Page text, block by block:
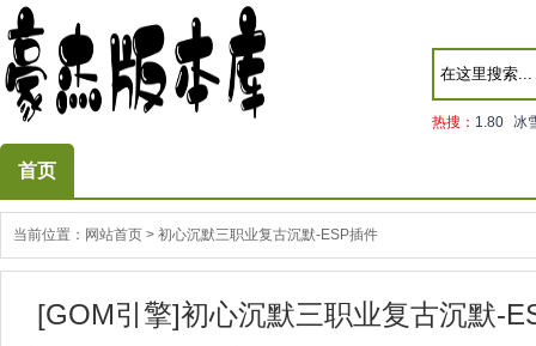
热搜： 1.80 冰
首页
当前位置： 网站首页 > 初心沉默三职业复古沉默-ESP插件
[GOM引擎]初心沉默三职业复古沉默-